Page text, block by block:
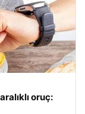
oruç: